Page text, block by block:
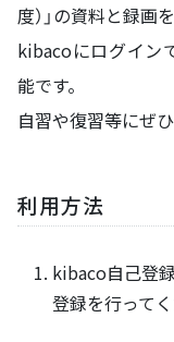
度）」の資料と録画
kibacoにログイン
能です。
自習や復習等にぜ
利用方法
kibaco自己登
登録を行ってく